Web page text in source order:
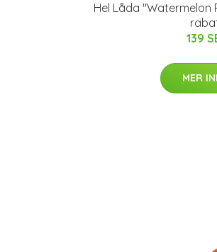
Hel Låda "Watermelon
139
MER